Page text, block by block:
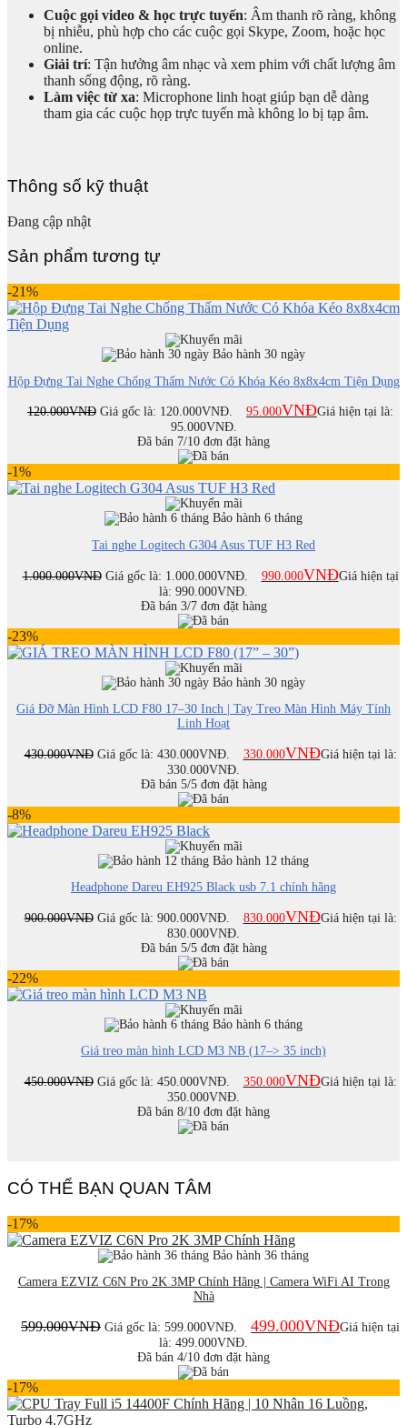
Cuộc gọi video & học trực tuyến: Âm thanh rõ ràng, không
bị nhiễu, phù hợp cho các cuộc gọi Skype, Zoom, hoặc học
online.
Giải trí: Tận hưởng âm nhạc và xem phim với chất lượng âm
thanh sống động, rõ ràng.
Làm việc từ xa: Microphone linh hoạt giúp bạn dễ dàng
tham gia các cuộc họp trực tuyến mà không lo bị tạp âm.
Thông số kỹ thuật
Đang cập nhật
Sản phẩm tương tự
-21%
Bảo hành 30 ngày
Hộp Đựng Tai Nghe Chống Thấm Nước Có Khóa Kéo 8x8x4cm Tiện Dụng
120.000VNĐ Giá gốc là: 120.000VNĐ. 95.000VNĐGiá hiện tại là:
95.000VNĐ.
Đã bán 7/10 đơn đặt hàng
-1%
Bảo hành 6 tháng
Tai nghe Logitech G304 Asus TUF H3 Red
1.000.000VNĐ Giá gốc là: 1.000.000VNĐ. 990.000VNĐGiá hiện tại
là: 990.000VNĐ.
Đã bán 3/7 đơn đặt hàng
-23%
Bảo hành 30 ngày
Giá Đỡ Màn Hình LCD F80 17–30 Inch | Tay Treo Màn Hình Máy Tính
Linh Hoạt
430.000VNĐ Giá gốc là: 430.000VNĐ. 330.000VNĐGiá hiện tại là:
330.000VNĐ.
Đã bán 5/5 đơn đặt hàng
-8%
Bảo hành 12 tháng
Headphone Dareu EH925 Black usb 7.1 chính hãng
900.000VNĐ Giá gốc là: 900.000VNĐ. 830.000VNĐGiá hiện tại là:
830.000VNĐ.
Đã bán 5/5 đơn đặt hàng
-22%
Bảo hành 6 tháng
Giá treo màn hình LCD M3 NB (17–> 35 inch)
450.000VNĐ Giá gốc là: 450.000VNĐ. 350.000VNĐGiá hiện tại là:
350.000VNĐ.
Đã bán 8/10 đơn đặt hàng
CÓ THỂ BẠN QUAN TÂM
-17%
Bảo hành 36 tháng
Camera EZVIZ C6N Pro 2K 3MP Chính Hãng | Camera WiFi AI Trong
Nhà
599.000VNĐ Giá gốc là: 599.000VNĐ. 499.000VNĐGiá hiện tại
là: 499.000VNĐ.
Đã bán 4/10 đơn đặt hàng
-17%